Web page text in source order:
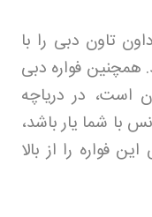
تاون دبی را با
همچنین فواره دبی
است، در دریاچه
با شما یار باشد،
فواره را از بالا